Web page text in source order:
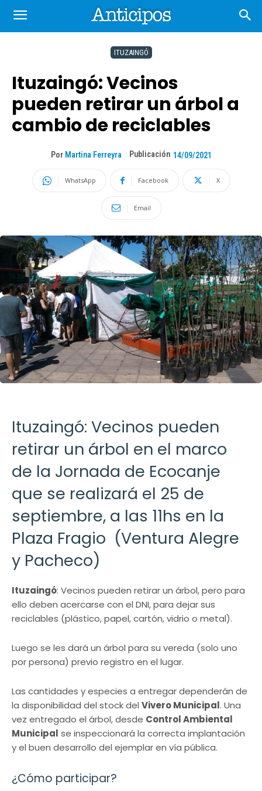
ITUZAINGÓ
Ituzaingó: Vecinos
pueden retirar un árbol a
cambio de reciclables
Por Martina Ferreyra Publicación 14/09/2021
WhatsApp Facebook X
Email
Ituzaingó: Vecinos pueden
retirar un árbol en el marco
de la Jornada de Ecocanje
que se realizará el 25 de
septiembre, a las 11hs en la
Plaza Fragio (Ventura Alegre
y Pacheco)
Ituzaingó: Vecinos pueden retirar un árbol, pero para
ello deben acercarse con el DNI, para dejar sus
reciclables (plástico, papel, cartón, vidrio o metal).
Luego se les dará un árbol para su vereda (solo uno
por persona) previo registro en el lugar.
Las cantidades y especies a entregar dependerán de
la disponibilidad del stock del Vivero Municipal. Una
vez entregado el árbol, desde Control Ambiental
Municipal se inspeccionará la correcta implantación
y el buen desarrollo del ejemplar en vía pública.
¿Cómo participar?